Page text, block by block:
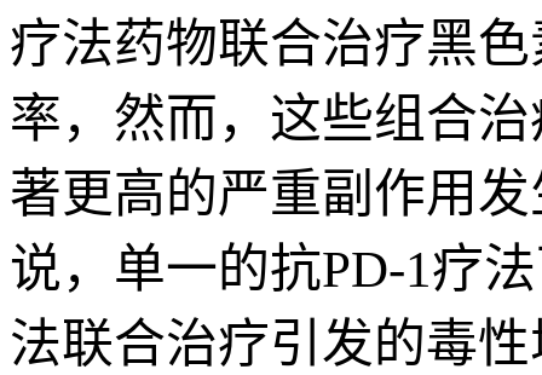
疗法药物联合治疗黑
率，然而，这些组合
著更高的严重副作用
说，单一的抗PD-1疗
法联合治疗引发的毒